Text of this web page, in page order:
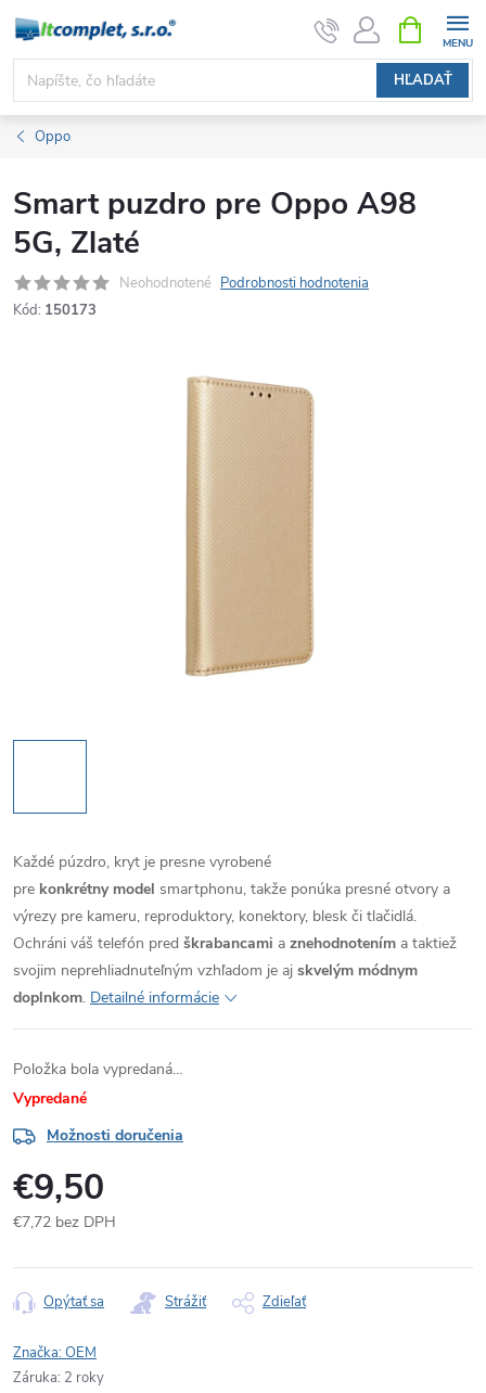
Prejsť
obsah
HĽADAŤ
KOŠÍK
Oppo
Smart puzdro pre Oppo A98
5G, Zlaté
Neohodnotené Podrobnosti hodnotenia
Kód: 150173
Každé púzdro, kryt je presne vyrobené
pre konkrétny model smartphonu, takže ponúka presné otvory a
výrezy pre kameru, reproduktory, konektory, blesk či tlačidlá.
Ochráni váš telefón pred škrabancami a znehodnotením a taktiež
svojim neprehliadnuteľným vzhľadom je aj skvelým módnym
doplnkom. Detailné informácie
Položka bola vypredaná…
Vypredané
Možnosti doručenia
€9,50
€7,72 bez DPH
cena:
Opýtať sa Strážiť Zdieľať
Značka:OEM
Záruka: 2 roky